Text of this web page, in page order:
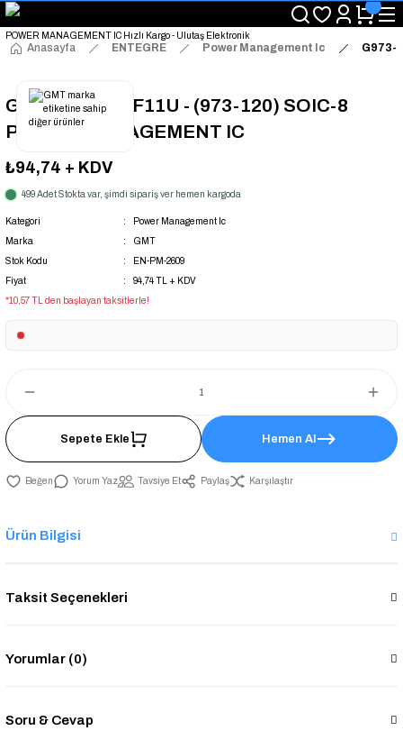
"Saat 14:00'a Kadar Verilen Siparişlerde Aynı Gün Kargo Avantajı!
"Binlerce Ürün Çeşitliliği ile Stoktan Hemen Teslim."
"Toptan Fiyatına Perakende Satış Avantajını Kaçırmayın!"
Anasayfa ENTEGRE Power Management Ic G973-
G973-120ADJF11U - (973-120) SOIC-8
POWER MANAGEMENT IC
₺94,74 + KDV
499 Adet Stokta var, şimdi sipariş ver hemen kargoda
Kategori
Power Management Ic
Marka
GMT
Stok Kodu
EN-PM-2609
Fiyat
94,74 TL + KDV
*10,57 TL den başlayan taksitlerle!
Sepete Ekle Hemen Al
Yorum Yaz Tavsiye Et Paylaş Karşılaştır
Ürün Bilgisi
Taksit Seçenekleri
Yorumlar (0)
Soru & Cevap